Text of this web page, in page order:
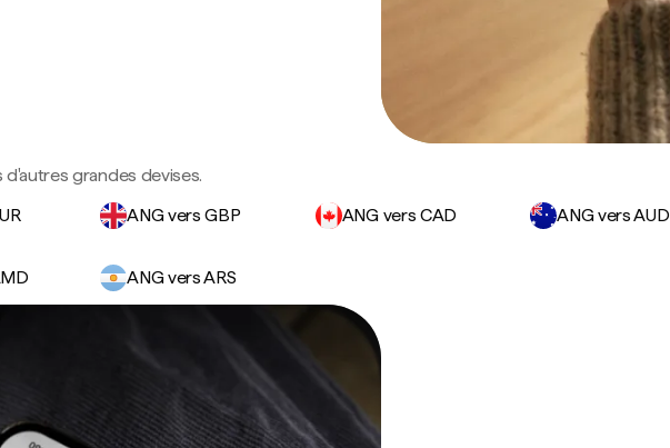
d'autres grandes devises.
ANG vers GBP ANG vers CAD ANG vers AUD
ANG vers ARS